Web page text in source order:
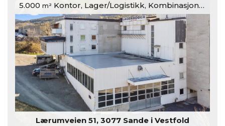
5.000 m²Kontor, Lager/Logistikk, Kombinasjonslokaler
Lærumveien 51, 3077 Sande i Vestfold